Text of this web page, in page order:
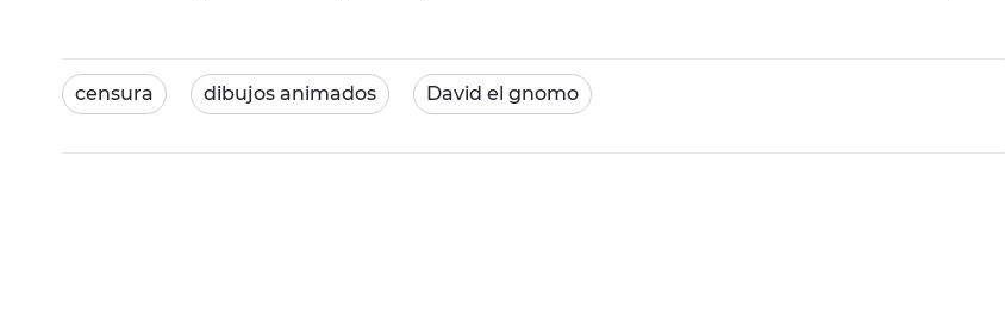
censura dibujos animados David el gnomo